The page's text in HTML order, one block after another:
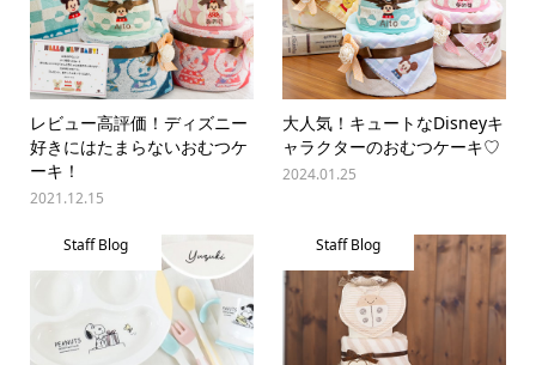
レビュー高評価！ディズニー
好きにはたまらないおむつケ
ーキ！
2021.12.15
大人気！キュートなDisneyキ
ャラクターのおむつケーキ♡
2024.01.25
Staff Blog Staff Blog